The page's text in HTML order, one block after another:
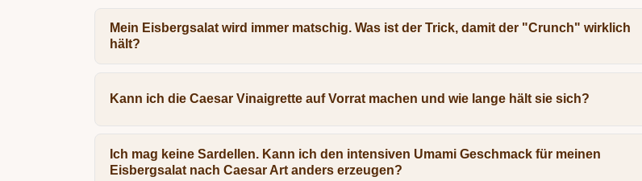
Mein Eisbergsalat wird immer matschig. Was ist der Trick, damit der "Crunch" wirklich
hält?
Kann ich die Caesar Vinaigrette auf Vorrat machen und wie lange hält sie sich?
Ich mag keine Sardellen. Kann ich den intensiven Umami Geschmack für meinen
Eisbergsalat nach Caesar Art anders erzeugen?